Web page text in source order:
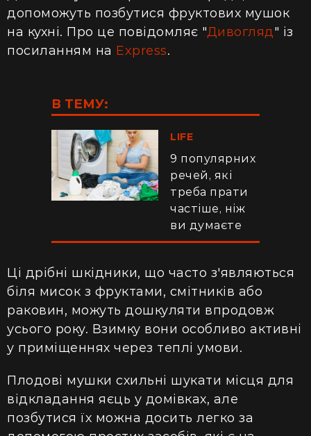
допоможуть позбутися фруктових мушок
на кухні. Про це повідомляє "Дивогляд" із
посиланням на Express.
В ТЕМУ:
LIFE
9 популярних
речей, які
треба прати
частіше, ніж
ви думаєте
Ці дрібні шкідники, що часто з'являються
біля мисок з фруктами, смітників або
раковин, можуть дошкуляти впродовж
усього року. Взимку вони особливо активні
у приміщеннях через теплі умови.
Плодові мушки схильні шукати місця для
відкладання яєць у домівках, але
позбутися їх можна досить легко за